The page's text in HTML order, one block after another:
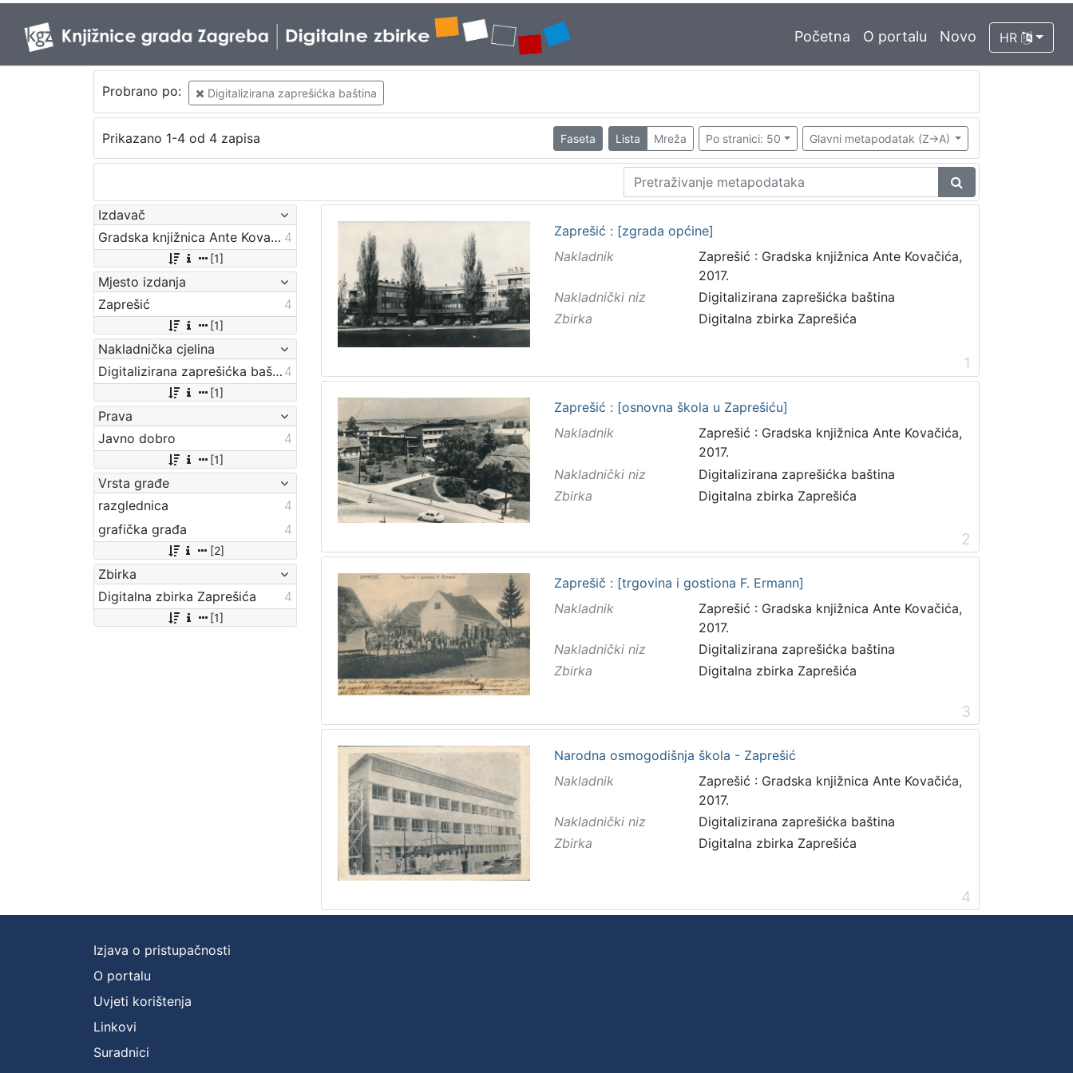
Početna O portalu Novo HR
Probrano po: Digitalizirana zaprešićka baština
Prikazano 1-4 od 4 zapisa Faseta Lista Mreža Po stranici: 50 Glavni metapodatak (Z->A)
Izdavač
Gradska knjižnica Ante Kovačića 4
[1]
Mjesto izdanja
Zaprešić
4
[1]
Nakladnička cjelina
Digitalizirana zaprešićka baština 4
[1]
Prava
Javno dobro
4
[1]
Vrsta građe
razglednica
4
grafička građa
4
[2]
Zbirka
Digitalna zbirka Zaprešića
4
[1]
Zaprešić : [zgrada općine]
Nakladnik
Zaprešić : Gradska knjižnica Ante Kovačića,
2017.
Nakladnički niz
Digitalizirana zaprešićka baština
Zbirka
Digitalna zbirka Zaprešića
1
Zaprešić : [osnovna škola u Zaprešiću]
Nakladnik
Zaprešić : Gradska knjižnica Ante Kovačića,
2017.
Nakladnički niz
Digitalizirana zaprešićka baština
Zbirka
Digitalna zbirka Zaprešića
2
Zaprešič : [trgovina i gostiona F. Ermann]
Nakladnik
Zaprešić : Gradska knjižnica Ante Kovačića,
2017.
Nakladnički niz
Digitalizirana zaprešićka baština
Zbirka
Digitalna zbirka Zaprešića
3
Narodna osmogodišnja škola - Zaprešić
Nakladnik
Zaprešić : Gradska knjižnica Ante Kovačića,
2017.
Nakladnički niz
Digitalizirana zaprešićka baština
Zbirka
Digitalna zbirka Zaprešića
4
Izjava o pristupačnosti
O portalu
Uvjeti korištenja
Linkovi
Suradnici